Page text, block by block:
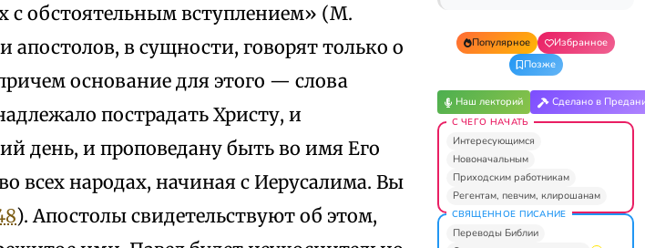
с обстоятельным вступлением» (М.
апостолов, в сущности, говорят только о
основание для этого — слова
пострадать Христу, и
день, и проповедану быть во имя Его
всех народах, начиная с Иерусалима. Вы
). Апостолы свидетельствуют об этом,
Популярное
Избранное
Позже
Наш лекторий Сделано в
С ЧЕГО НАЧАТЬ
Интересующимся
Новоначальным
Приходским работникам
Регентам, певчим, клирошанам
СВЯЩЕННОЕ ПИСАНИЕ
Переводы Библии